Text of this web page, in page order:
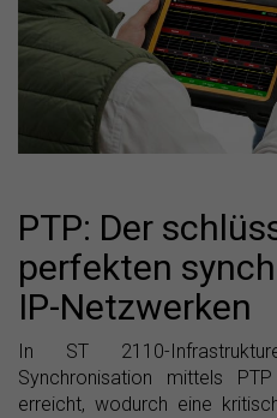
PTP: Der
perfekten
IP-Netzwerken
In ST 2110-
Synchronisation mittels
erreicht, wodurch eine